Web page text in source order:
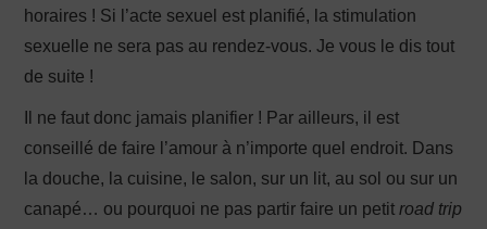
horaires ! Si l’acte sexuel est planifié, la stimulation
sexuelle ne sera pas au rendez-vous. Je vous le dis tout
de suite !
Il ne faut donc jamais planifier ! Par ailleurs, il est
conseillé de faire l’amour à n’importe quel endroit. Dans
la douche, la cuisine, le salon, sur un lit, au sol ou sur un
canapé… ou pourquoi ne pas partir faire un petitroad trip